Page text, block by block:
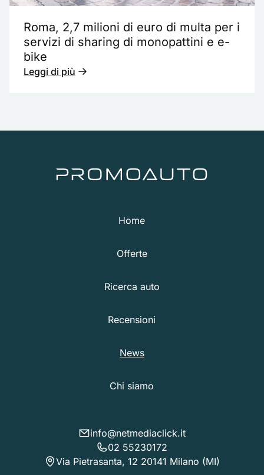
Roma, 2,7 milioni di euro di multa per i
servizi di sharing di monopattini e e-
bike
Leggi di più
Home
Offerte
Ricerca auto
Recensioni
News
Chi siamo
info@netmediaclick.it
02 55230172
Via Pietrasanta, 12 20141 Milano (MI)